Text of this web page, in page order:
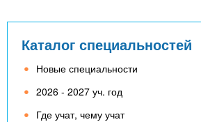
Каталог специальностей
Новые специальности
2026 - 2027 уч. год
Где учат, чему учат